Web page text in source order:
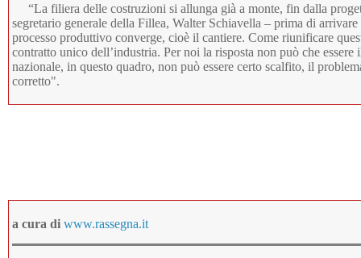
“La filiera delle costruzioni si allunga già a monte, fin dalla
segretario generale della Fillea, Walter Schiavella – prima di
processo produttivo converge, cioè il cantiere. Come riunificare
contratto unico dell’industria. Per noi la risposta non può che
nazionale, in questo quadro, non può essere certo scalfito, il
corretto".
a cura di www.rassegna.it